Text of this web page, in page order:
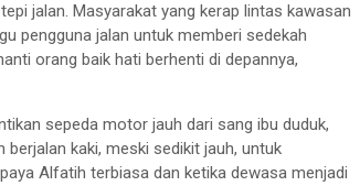
jalan. Masyarakat yang kerap lintas kawasan
pengguna jalan untuk memberi sedekah
orang baik hati berhenti di depannya,
sepeda motor jauh dari sang ibu duduk,
kaki, meski sedikit jauh, untuk
Alfatih terbiasa dan ketika dewasa menjadi